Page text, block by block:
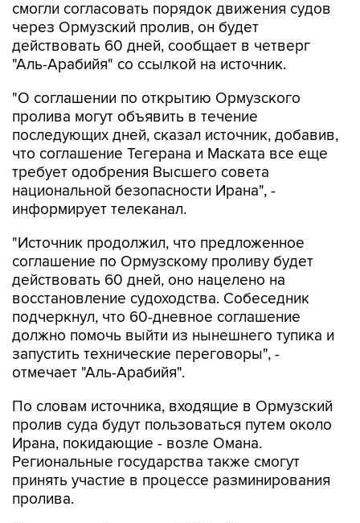
смогли согласовать порядок движения судов
через Ормузский пролив, он будет
действовать 60 дней, сообщает в четверг
"Аль-Арабийя" со ссылкой на источник.
"О соглашении по открытию Ормузского
пролива могут объявить в течение
последующих дней, сказал источник, добавив,
что соглашение Тегерана и Маската все еще
требует одобрения Высшего совета
национальной безопасности Ирана", -
информирует телеканал.
"Источник продолжил, что предложенное
соглашение по Ормузскому проливу будет
действовать 60 дней, оно нацелено на
восстановление судоходства. Собеседник
подчеркнул, что 60-дневное соглашение
должно помочь выйти из нынешнего тупика и
запустить технические переговоры", -
отмечает "Аль-Арабийя".
По словам источника, входящие в Ормузский
пролив суда будут пользоваться путем около
Ирана, покидающие - возле Омана.
Региональные государства также смогут
принять участие в процессе разминирования
пролива.